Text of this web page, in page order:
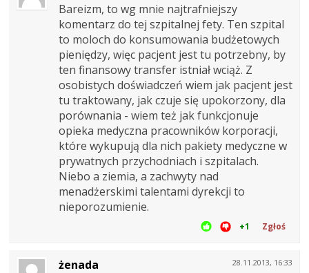
Bareizm, to wg mnie najtrafniejszy
komentarz do tej szpitalnej fety. Ten szpital
to moloch do konsumowania budżetowych
pieniędzy, więc pacjent jest tu potrzebny, by
ten finansowy transfer istniał wciąż. Z
osobistych doświadczeń wiem jak pacjent jest
tu traktowany, jak czuje się upokorzony, dla
porównania - wiem też jak funkcjonuje
opieka medyczna pracowników korporacji,
które wykupują dla nich pakiety medyczne w
prywatnych przychodniach i szpitalach.
Niebo a ziemia, a zachwyty nad
menadżerskimi talentami dyrekcji to
nieporozumienie.
+1 Zgłoś
28.11.2013, 16:33
żenada